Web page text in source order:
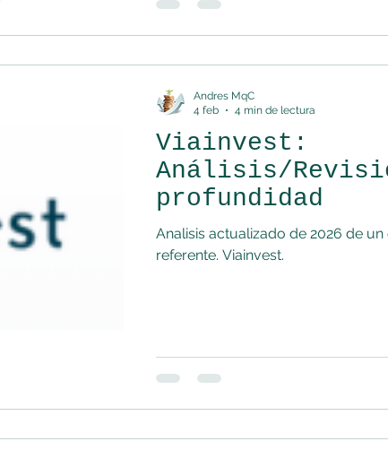
Viainvest:
Análisis/
profundidad
Analisis actualizado de 2026 de
referente. Viainvest.
Andres MqC
4 feb
4 min de lectura